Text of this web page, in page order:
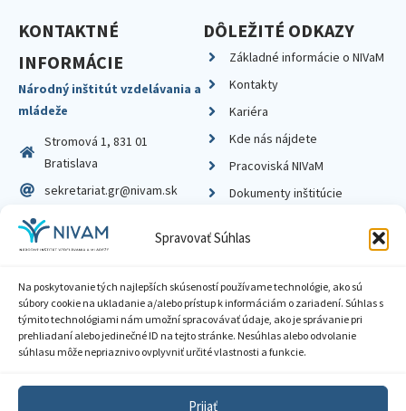
Spravovať Súhlas
Na poskytovanie tých najlepších skúseností používame technológie, ako sú
súbory cookie na ukladanie a/alebo prístup k informáciám o zariadení. Súhlas s
týmito technológiami nám umožní spracovávať údaje, ako je správanie pri
prehliadaní alebo jedinečné ID na tejto stránke. Nesúhlas alebo odvolanie
súhlasu môže nepriaznivo ovplyvniť určité vlastnosti a funkcie.
Prijať
KONTAKTNÉ
INFORMÁCIE
Národný inštitút vzdelávania a
mládeže
Stromová 1, 831 01
Bratislava
sekretariat.gr@nivam.sk
IČO: 00164348
DIČ: 2020798714
DÔLEŽITÉ ODKAZY
Základné informácie o NIVaM
Kontakty
Kariéra
Kde nás nájdete
Pracoviská NIVaM
Dokumenty inštitúcie
Zásady ochrany súkromia